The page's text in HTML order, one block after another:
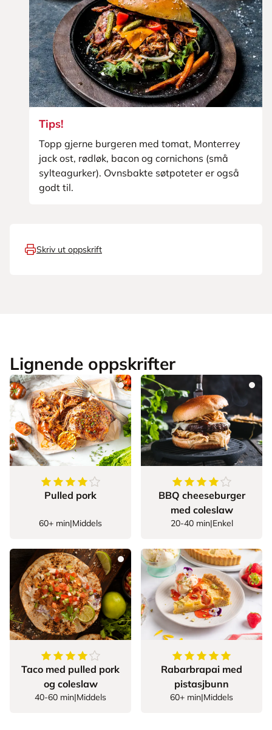
Tips!
Topp gjerne burgeren med tomat, Monterrey
jack ost, rødløk, bacon og cornichons (små
sylteagurker). Ovnsbakte søtpoteter er også
godt til.
Skriv ut oppskrift
Lignende oppskrifter
4av5stjerner
Pulled pork
60+ min|Middels
4.615384615384615
BBQ cheeseburger
med coleslaw
20-40 min|Enkel
4av5stjerner
Taco med pulled pork
og coleslaw
40-60 min|Middels
5av5stjerner
Rabarbrapai med
pistasjbunn
60+ min|Middels